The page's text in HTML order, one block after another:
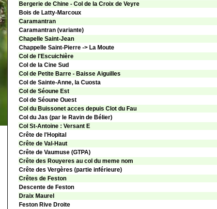
Bergerie de Chine - Col de la Croix de Veyre
Bois de Latty-Marcoux
Caramantran
Caramantran (variante)
Chapelle Saint-Jean
Chappelle Saint-Pierre -> La Moute
Col de l'Escuichière
Col de la Cine Sud
Col de Petite Barre - Baisse Aiguilles
Col de Sainte-Anne, la Cuosta
Col de Séoune Est
Col de Séoune Ouest
Col du Buissonet acces depuis Clot du Fau
Col du Jas (par le Ravin de Bélier)
Col St-Antoine : Versant E
Crête de l'Hopital
Crête de Val-Haut
Crête de Vaumuse (GTPA)
Crête des Rouyeres au col du meme nom
Crête des Vergères (partie inférieure)
Crêtes de Feston
Descente de Feston
Draix Maurel
Feston Rive Droite